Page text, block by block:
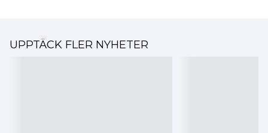
UPPTÄCK FLER NYHETER